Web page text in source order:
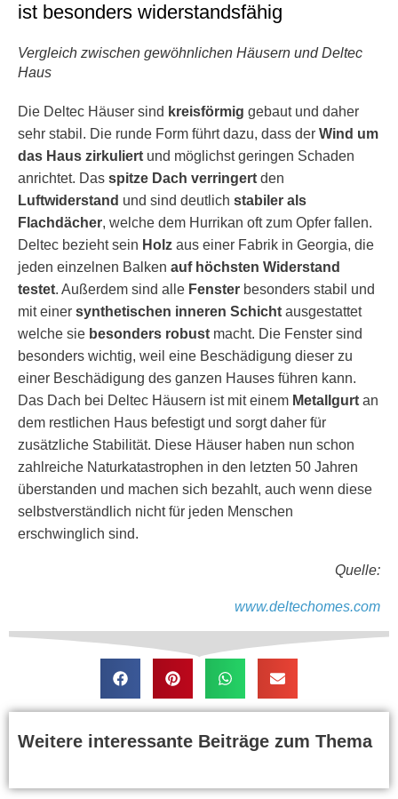
ist besonders widerstandsfähig
Vergleich zwischen gewöhnlichen Häusern und Deltec
Haus
Die Deltec Häuser sind kreisförmig gebaut und daher
sehr stabil. Die runde Form führt dazu, dass der Wind um
das Haus zirkuliert und möglichst geringen Schaden
anrichtet. Das spitze Dach verringert den
Luftwiderstand und sind deutlich stabiler als
Flachdächer, welche dem Hurrikan oft zum Opfer fallen.
Deltec bezieht sein Holz aus einer Fabrik in Georgia, die
jeden einzelnen Balken auf höchsten Widerstand
testet. Außerdem sind alle Fenster besonders stabil und
mit einer synthetischen inneren Schicht ausgestattet
welche sie besonders robust macht. Die Fenster sind
besonders wichtig, weil eine Beschädigung dieser zu
einer Beschädigung des ganzen Hauses führen kann.
Das Dach bei Deltec Häusern ist mit einem Metallgurt an
dem restlichen Haus befestigt und sorgt daher für
zusätzliche Stabilität. Diese Häuser haben nun schon
zahlreiche Naturkatastrophen in den letzten 50 Jahren
überstanden und machen sich bezahlt, auch wenn diese
selbstverständlich nicht für jeden Menschen
erschwinglich sind.
Quelle:
www.deltechomes.com
Weitere interessante Beiträge zum Thema